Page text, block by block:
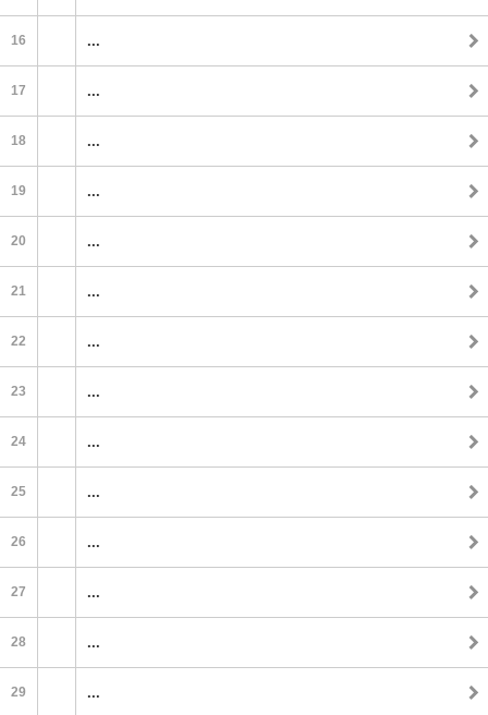
16 ...
17 ...
18 ...
19 ...
20 ...
21 ...
22 ...
23 ...
24 ...
25 ...
26 ...
27 ...
28 ...
29 ...